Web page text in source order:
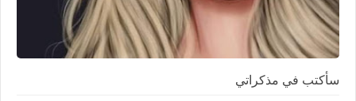
سأكتب في مذكراتي